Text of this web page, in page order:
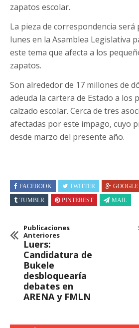
zapatos escolar.
La pieza de correspondencia será
lunes en la Asamblea Legislativa
este tema que afecta a los
zapatos.
Son alrededor de 17 millones de
adeuda la cartera de Estado a los
calzado escolar. Cerca de tres
afectadas por este impago, cuyo
desde marzo del presente año.
FACEBOOK TWITTER
TUMBLR
PINTEREST MAIL
Publicaciones
Anteriores
Luers:
Candidatura de
Bukele
desbloquearía
debates en
ARENA y FMLN